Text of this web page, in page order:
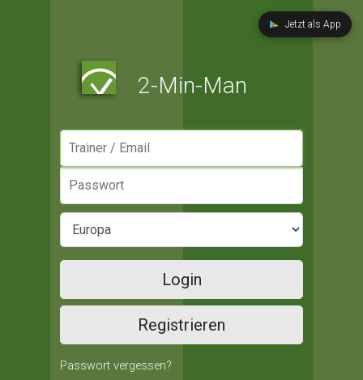
Jetzt als App
2-Min-Man
Login
Registrieren
Passwort vergessen?